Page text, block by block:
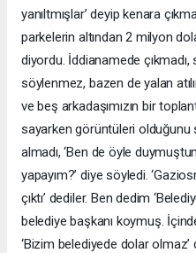
yanıltmışlar’ deyip kenara
parkelerin altından 2 milyon
diyordu. İddianamede
söylenmez, bazen de yalan
ve beş arkadaşımızın bir
sayarken görüntüleri olduğunu
almadı, ‘Ben de öyle
yapayım?’ diye söyledi.
çıktı’ dediler. Ben dedim
belediye başkanı koymuş.
‘Bizim belediyede dolar